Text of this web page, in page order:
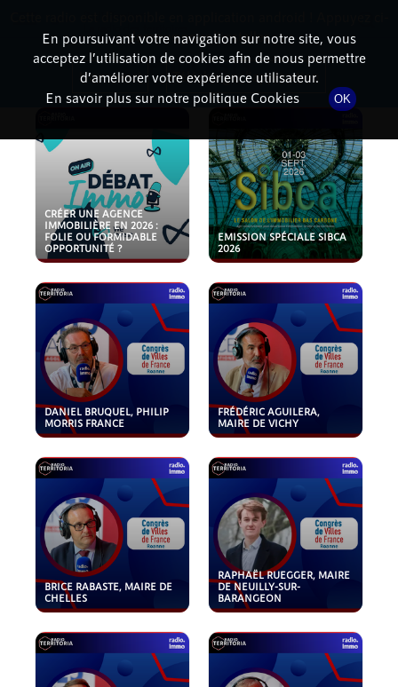
PODCASTS
CRÉER UNE AGENCE
IMMOBILIÈRE EN 2026 :
FOLIE OU FORMIDABLE
OPPORTUNITÉ ?
EMISSION SPÉCIALE SIBCA
2026
DANIEL BRUQUEL, PHILIP
MORRIS FRANCE
FRÉDÉRIC AGUILERA,
MAIRE DE VICHY
BRICE RABASTE, MAIRE DE
CHELLES
RAPHAËL RUEGGER, MAIRE
DE NEUILLY-SUR-
BARANGEON
En poursuivant votre navigation sur notre site, vous
acceptez l’utilisation de cookies afin de nous permettre
d’améliorer votre expérience utilisateur.
En savoir plus sur notre politique Cookies
OK
dessous pour l'installer.
Non merci Télécharger l'application